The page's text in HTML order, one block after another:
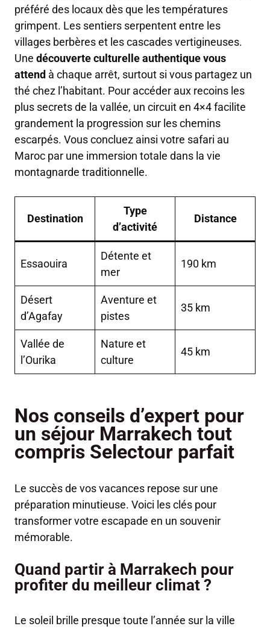
préféré des locaux dès que les températures
grimpent. Les sentiers serpentent entre les
villages berbères et les cascades vertigineuses.
Une découverte culturelle authentique vous
attend à chaque arrêt, surtout si vous partagez un
thé chez l’habitant. Pour accéder aux recoins les
plus secrets de la vallée, un circuit en 4×4 facilite
grandement la progression sur les chemins
escarpés. Vous concluez ainsi votre safari au
Maroc par une immersion totale dans la vie
montagnarde traditionnelle.
Destination
Type
d’activité
Distance
Essaouira
Détente et
mer
190 km
Désert
d’Agafay
Aventure et
pistes
35 km
Vallée de
l’Ourika
Nature et
culture
45 km
Nos conseils d’expert pour
un séjour Marrakech tout
compris Selectour parfait
Le succès de vos vacances repose sur une
préparation minutieuse. Voici les clés pour
transformer votre escapade en un souvenir
mémorable.
Quand partir à Marrakech pour
profiter du meilleur climat ?
Le soleil brille presque toute l’année sur la ville